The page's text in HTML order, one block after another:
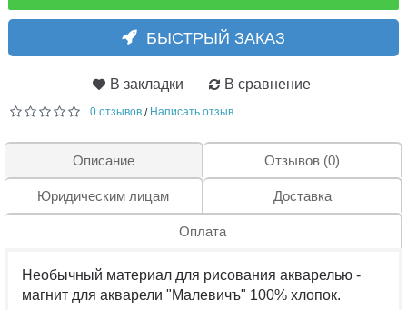
БЫСТРЫЙ ЗАКАЗ
В закладки В сравнение
0 отзывов / Написать отзыв
Описание Отзывов (0)
Юридическим лицам Доставка
Оплата
Необычный материал для рисования акварелью -
магнит для акварели "Малевичъ" 100% хлопок.